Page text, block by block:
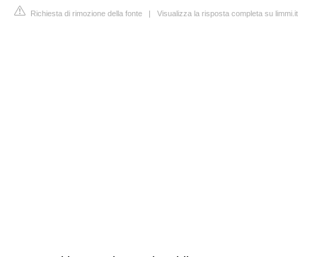
Richiesta di rimozione della fonte | Visualizza la risposta completa su limmi.it